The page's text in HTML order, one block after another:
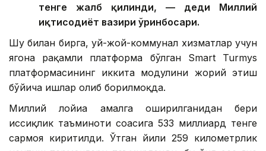
тенге жалб қилинди, — деди Миллий
иқтисодиёт вазири ўринбосари.
Шу билан бирга, уй-жой-коммунал хизматлар учун
ягона рақамли платформа бўлган Smart Turmys
платформасининг иккита модулини жорий этиш
бўйича ишлар олиб борилмоқда.
Миллий лойиҳа амалга оширилганидан бери
иссиқлик таъминоти соҳасига 533 миллиард тенге
сармоя киритилди. Ўтган йили 259 километрлик